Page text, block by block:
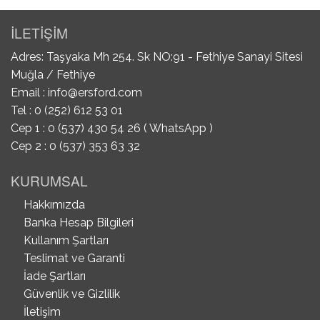
İLETİŞİM
Adres: Taşyaka Mh 254. Sk NO:91 - Fethiye Sanayi Sitesi
Muğla / Fethiye
Email : info@ersford.com
Tel : 0 (252) 612 53 01
Cep 1 : 0 (537) 430 54 26 ( WhatsApp )
Cep 2 : 0 (537) 353 63 32
KURUMSAL
Hakkımızda
Banka Hesap Bilgileri
Kullanım Şartları
Teslimat ve Garanti
İade Şartları
Güvenlik ve Gizlilik
İletişim